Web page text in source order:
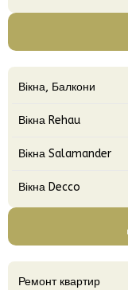
Вікна, Балкони
Вікна Rehau
Вікна Salamander
Вікна Decco
Ремонт квартир